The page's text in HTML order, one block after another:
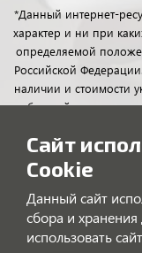
*Данный интернет-
характер и ни при
определяемой
Российской
наличии и стоимости
обращайтесь к
Сайт
Cookie
Данный сайт
сбора и
использовать